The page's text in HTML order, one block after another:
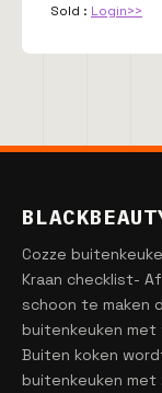
Sold : Login>>
Cozze
Kraan checklist-
schoon te maken
buitenkeuken met
Buiten koken
buitenkeuken met